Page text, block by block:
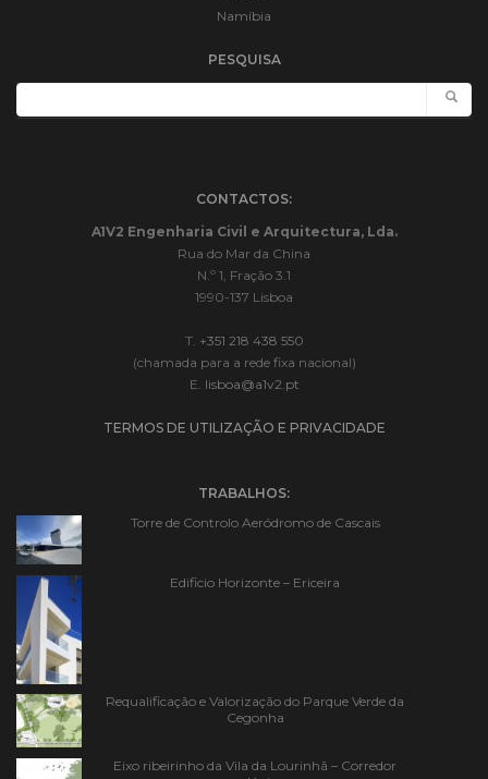
Namíbia
PESQUISA
CONTACTOS:
A1V2 Engenharia Civil e Arquitectura, Lda.
Rua do Mar da China
N.º 1, Fração 3.1
1990-137 Lisboa
T. +351 218 438 550
(chamada para a rede fixa nacional)
E. lisboa@a1v2.pt
TERMOS DE UTILIZAÇÃO E PRIVACIDADE
TRABALHOS:
Torre de Controlo Aeródromo de Cascais
Edificio Horizonte – Ericeira
Requalificação e Valorização do Parque Verde da
Cegonha
Eixo ribeirinho da Vila da Lourinhã – Corredor